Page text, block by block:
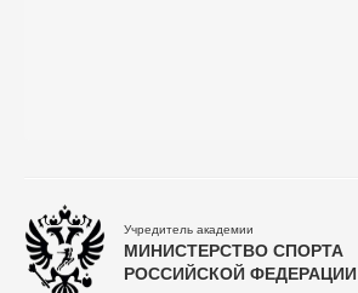
Учредитель академии
МИНИСТЕРСТВО СПОРТА
РОССИЙСКОЙ ФЕДЕРАЦИИ